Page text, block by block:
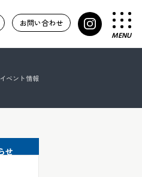
お問い合わせ
MENU
イベント情報